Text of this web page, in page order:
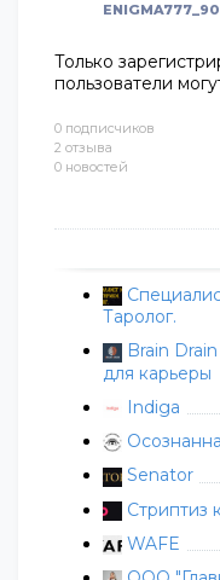
0 подписчиков
2 отзыва
0 новостей
Таролог.
Brain
для карьеры
Indiga
Senator
Стриптиз
WAFE
ENIGMA777_90
Только
пользователи